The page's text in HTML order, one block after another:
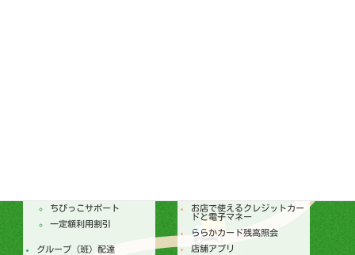
ちびっこサポート
一定額利用割引
グループ（班）配達
お店で使えるクレジットカー
ドと電子マネー
ららかカード残高照会
店舗アプリ